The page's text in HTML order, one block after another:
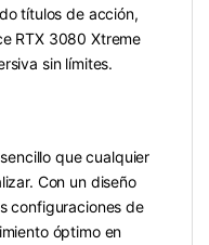
títulos de acción,
RTX 3080 Xtreme
sin límites.
que cualquier
Con un diseño
configuraciones de
óptimo en